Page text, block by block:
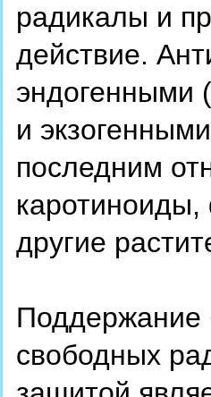
радикалы и
действие.
эндогенными
и
последним
другие
Поддержание
свободных